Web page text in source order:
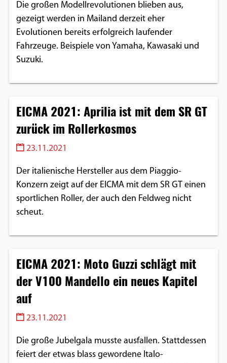
Die großen Modellrevolutionen blieben aus,
gezeigt werden in Mailand derzeit eher
Evolutionen bereits erfolgreich laufender
Fahrzeuge. Beispiele von Yamaha, Kawasaki und
Suzuki.
EICMA 2021: Aprilia ist mit dem SR GT
zurück im Rollerkosmos
23.11.2021
Der italienische Hersteller aus dem Piaggio-
Konzern zeigt auf der EICMA mit dem SR GT einen
sportlichen Roller, der auch den Feldweg nicht
scheut.
EICMA 2021: Moto Guzzi schlägt mit
der V100 Mandello ein neues Kapitel
auf
23.11.2021
Die große Jubelgala musste ausfallen. Stattdessen
feiert der etwas blass gewordene Italo-